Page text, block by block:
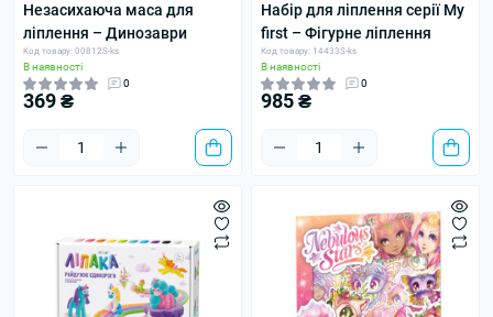
Незасихаюча маса для
ліплення – Динозаври
Код товару: 00812S-ks
В наявності
0
369 ₴
Набір для ліплення серії My
first – Фігурне ліплення
Код товару: 14433S-ks
В наявності
0
985 ₴